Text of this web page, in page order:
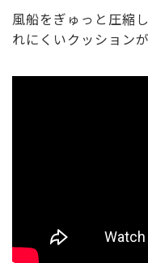
風船をぎゅっと圧縮
れにくいクッションが